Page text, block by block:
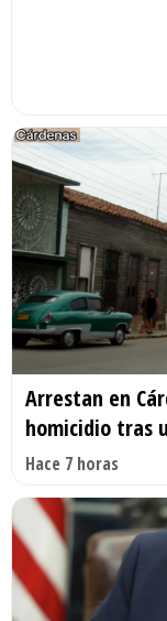
Arrestan en
homicidio tras
Hace 7 horas